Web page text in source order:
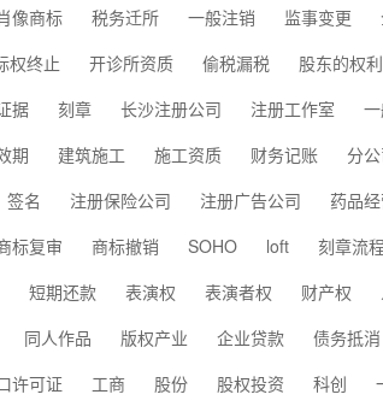
像商标 税务迁所 一般注销 监事变更
权终止 开诊所资质 偷税漏税 股东的权
据 刻章 长沙注册公司 注册工作室
期 建筑施工 施工资质 财务记账 分
签名 注册保险公司 注册广告公司 药品
标复审 商标撤销 SOHO loft 刻章流
短期还款 表演权 表演者权 财产权
同人作品 版权产业 企业贷款 债务抵消
许可证 工商 股份 股权投资 科创